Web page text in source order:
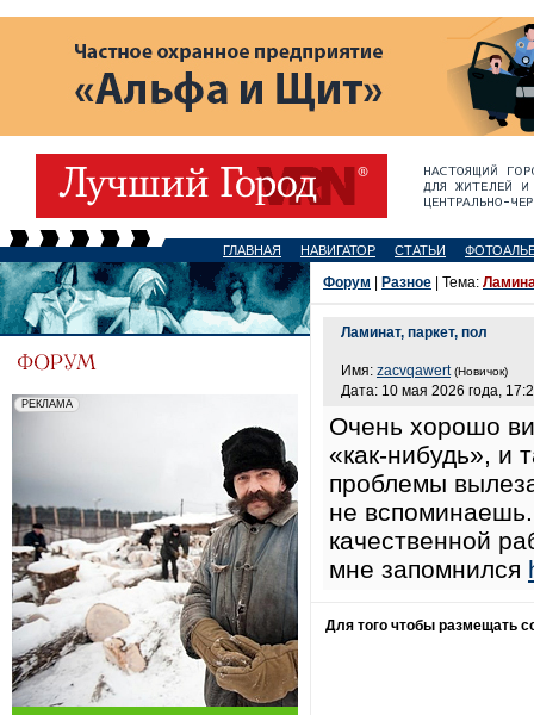
ГЛАВНАЯ НАВИГАТОР СТАТЬИ
Форум Разное | Тема:
Ламинат, паркет, пол
Имя: zacvqawert (Новичок)
Дата: 10 мая 2026 года,
Очень хорошо
«как-нибудь», и
проблемы
не
качественной
мне запомнился
Для того чтобы размещать